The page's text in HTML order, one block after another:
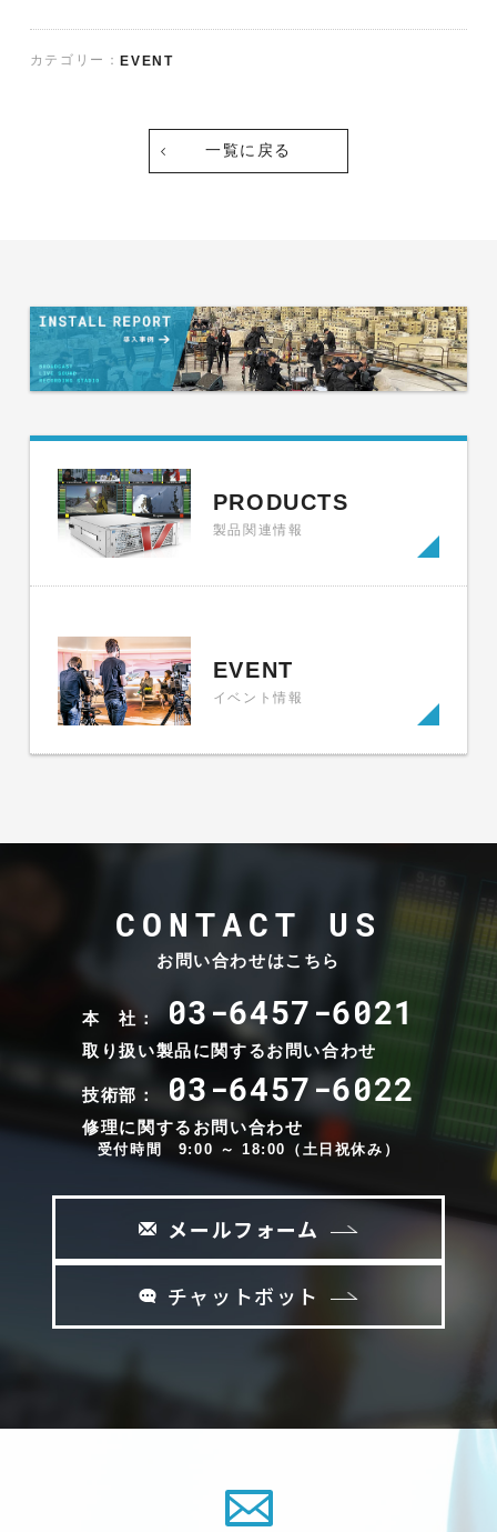
o
カテゴリー：EVENT
一覧に戻る
PRODUCTS
製品関連情報
EVENT
イベント情報
CONTACT US
お問い合わせはこちら
本 社： 03-6457-6021
取り扱い製品に関するお問い合わせ
技術部： 03-6457-6022
修理に関するお問い合わせ
受付時間 9:00 ～ 18:00（土日祝休み）
メールフォーム
チャットボット